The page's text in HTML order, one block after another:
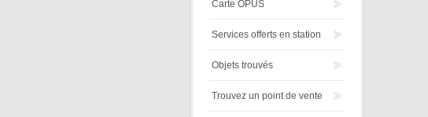
Carte OPUS
Services offerts en station
Objets trouvés
Trouvez un point de vente